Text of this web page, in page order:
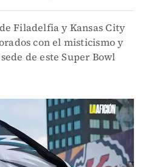
Filadelfia y Kansas City
con el misticismo y
de este Super Bowl